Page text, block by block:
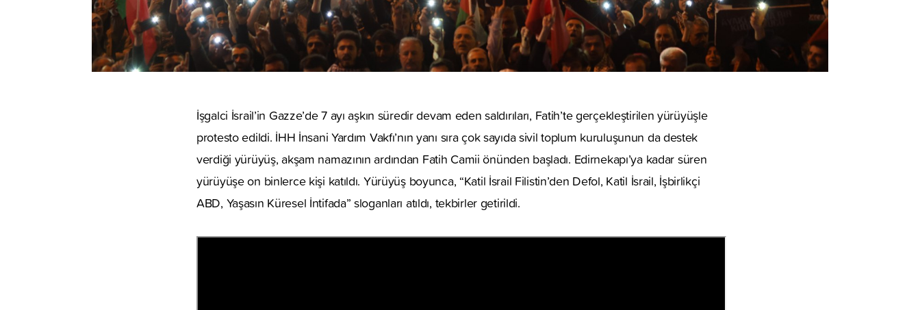
İşgalci İsrail’in Gazze’de 7 ayı aşkın süredir devam eden saldırıları, Fatih’te gerçekleştirilen yürüyüşle
protesto edildi. İHH İnsani Yardım Vakfı’nın yanı sıra çok sayıda sivil toplum kuruluşunun da destek
verdiği yürüyüş, akşam namazının ardından Fatih Camii önünden başladı. Edirnekapı’ya kadar süren
yürüyüşe on binlerce kişi katıldı. Yürüyüş boyunca, “Katil İsrail Filistin’den Defol, Katil İsrail, İşbirlikçi
ABD, Yaşasın Küresel İntifada” sloganları atıldı, tekbirler getirildi.